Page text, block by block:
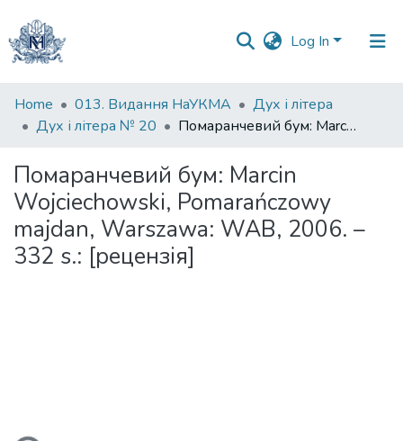
Log In
Communities
&
All of DSpace
Statistics
Home 013. Видання НаУКМА
Дух і літера
Дух і літера № 20
Помаранчевий бум: Marcin Wojciechowski, Pomarańczowy majdan, Warszawa: WAB, 2006. – 332 s.: [рецензія]
Помаранчевий бум: Marcin
Wojciechowski, Pomarańczowy
majdan, Warszawa: WAB, 2006. –
332 s.: [рецензія]